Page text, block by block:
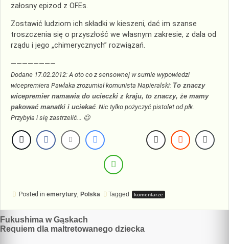
żałosny epizod z OFEs.
Zostawić ludziom ich składki w kieszeni, dać im szanse
troszczenia się o przyszłość we własnym zakresie, z dala od
rządu i jego „chimerycznych” rozwiązań.
————————
Dodane 17.02.2012: A oto co z sensownej w sumie wypowiedzi
wicepremiera Pawlaka zrozumiał komunista Napieralski: To znaczy
wicepremier namawia do ucieczki z kraju, to znaczy, że mamy
pakować manatki i uciekać . Nic tylko pożyczyć pistolet od płk.
Przybyła i się zastrzelić… 😉
Posted in emerytury, Polska Tagged komentarze
Nawigacja
wpisu
Fukushima w Gąskach
Requiem dla maltretowanego dziecka